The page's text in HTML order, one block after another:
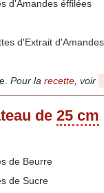
d'Amandes éffilées
d'Extrait
Pour la recette , voir
de 25 cm
de Beurre
de Sucre